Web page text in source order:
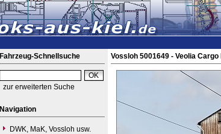
Fahrzeug-Schnellsuche
zur erweiterten Suche
Navigation
DWK, MaK, Vossloh usw.
Vossloh 5001649 - Veolia Cargo